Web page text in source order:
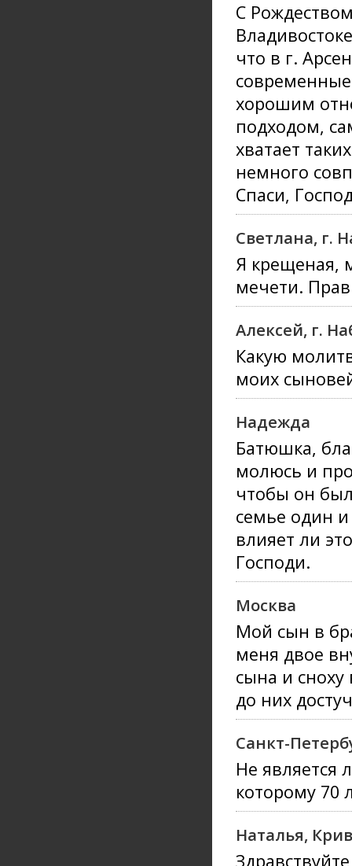
С
что в г.
современные
хорошим
подходом,
хватает
немного
Спаси,
Светлана, г.
Я крещеная,
мечети.
Алексей, г.
Какую
моих
Надежда
Батюшка,
молюсь и
чтобы он
семье один
влияет ли
Господи.
Москва
Мой сын в
меня двое
сына и
до них
Санкт-
Не является
которому 70
Наталья,